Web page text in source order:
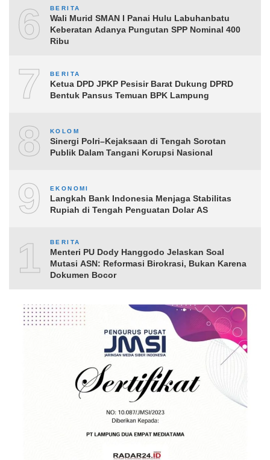
6 BERITA
Wali Murid SMAN I Panai Hulu Labuhanbatu
Keberatan Adanya Pungutan SPP Nominal 400
Ribu
7 BERITA
Ketua DPD JPKP Pesisir Barat Dukung DPRD
Bentuk Pansus Temuan BPK Lampung
8 KOLOM
Sinergi Polri–Kejaksaan di Tengah Sorotan
Publik Dalam Tangani Korupsi Nasional
9 EKONOMI
Langkah Bank Indonesia Menjaga Stabilitas
Rupiah di Tengah Penguatan Dolar AS
10BERITA
Menteri PU Dody Hanggodo Jelaskan Soal
Mutasi ASN: Reformasi Birokrasi, Bukan Karena
Dokumen Bocor